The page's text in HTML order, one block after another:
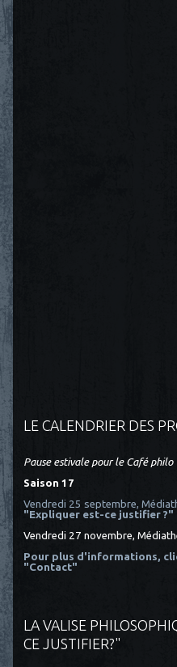
LE CALENDRIER DES
Pause estivale pour le Café philo
Saison 17
Vendredi 25 septembre,
"Expliquer est-ce justifier ?"
Vendredi 27 novembre,
Pour plus d'informations,
"Contact"
LA VALISE
CE JUSTIFIER?"